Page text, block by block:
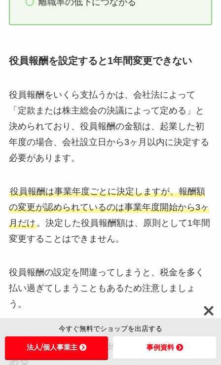
離職率の低下につながる
役員報酬を設定すると1年間変更できない
役員報酬をいくら支払うかは、会社法によって
「定款または株主総会の決議によって定める」と
決められており、役員報酬の金額は、起業した初
年度の場合、会社設立日から3ヶ月以内に決定する
必要があります。
役員報酬は事業年度ごとに決定しますが、報酬額
の変更が認められているのは事業年度開始から3ヶ
月だけ。決定した役員報酬額は、原則として1年間
変更することはできません。
役員報酬の設定を間違ってしまうと、税金を多く
払い過ぎてしまうこともあるため注意しましょ
う。
赤字でも法人住民税の均等割を支払う必要が
ある
今すぐ無料でショップを出店する
法人/個人事業主 事例資料